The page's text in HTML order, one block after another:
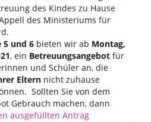
des Kindes zu Hause
des Ministeriums für
5 und 6bieten wir ab Montag,
, ein Betreuungsangebotfür
und Schüler an, die
Elternnicht zuhause
Sollten Sie von dem
Gebrauch machen, dann
ausgefüllten Antrag